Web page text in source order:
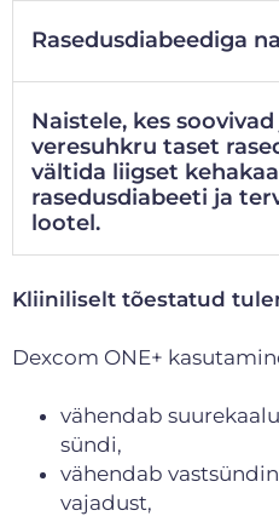
Rasedusdiabeediga
Naistele, kes
veresuhkru taset
vältida liigset
rasedusdiabeeti ja
lootel.
Kliiniliselt tõestatud
Dexcom ONE+
vähendab
sündi,
vähendab
vajadust,